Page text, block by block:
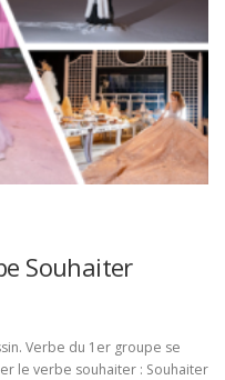
Souhaiter
Verbe du 1er groupe se
le verbe souhaiter : Souhaiter